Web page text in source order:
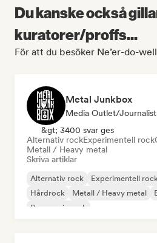
Du kanske också
kuratorer/proffs...
För att du besöker Ne’er-do-
Metal Junkbox
Media Outlet/Journalist
&gt; 3400 svar ges
Alternativ rockExperimentell rock
Metall / Heavy metal
Skriva artiklar
Alternativ rock Experimentell
Hårdrock
Metall / Heavy metal
Progressiv rock